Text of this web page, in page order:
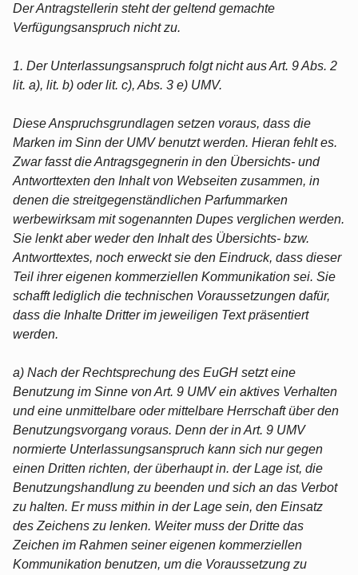
Der Antragstellerin steht der geltend gemachte
Verfügungsanspruch nicht zu.
1. Der Unterlassungsanspruch folgt nicht aus Art. 9 Abs. 2
lit. a), lit. b) oder lit. c), Abs. 3 e) UMV.
Diese Anspruchsgrundlagen setzen voraus, dass die
Marken im Sinn der UMV benutzt werden. Hieran fehlt es.
Zwar fasst die Antragsgegnerin in den Übersichts- und
Antworttexten den Inhalt von Webseiten zusammen, in
denen die streitgegenständlichen Parfummarken
werbewirksam mit sogenannten Dupes verglichen werden.
Sie lenkt aber weder den Inhalt des Übersichts- bzw.
Antworttextes, noch erweckt sie den Eindruck, dass dieser
Teil ihrer eigenen kommerziellen Kommunikation sei. Sie
schafft lediglich die technischen Voraussetzungen dafür,
dass die Inhalte Dritter im jeweiligen Text präsentiert
werden.
a) Nach der Rechtsprechung des EuGH setzt eine
Benutzung im Sinne von Art. 9 UMV ein aktives Verhalten
und eine unmittelbare oder mittelbare Herrschaft über den
Benutzungsvorgang voraus. Denn der in Art. 9 UMV
normierte Unterlassungsanspruch kann sich nur gegen
einen Dritten richten, der überhaupt in. der Lage ist, die
Benutzungshandlung zu beenden und sich an das Verbot
zu halten. Er muss mithin in der Lage sein, den Einsatz
des Zeichens zu lenken. Weiter muss der Dritte das
Zeichen im Rahmen seiner eigenen kommerziellen
Kommunikation benutzen, um die Voraussetzung zu